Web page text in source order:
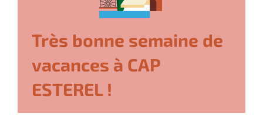
Très bonne semaine de
vacances à CAP
ESTEREL !